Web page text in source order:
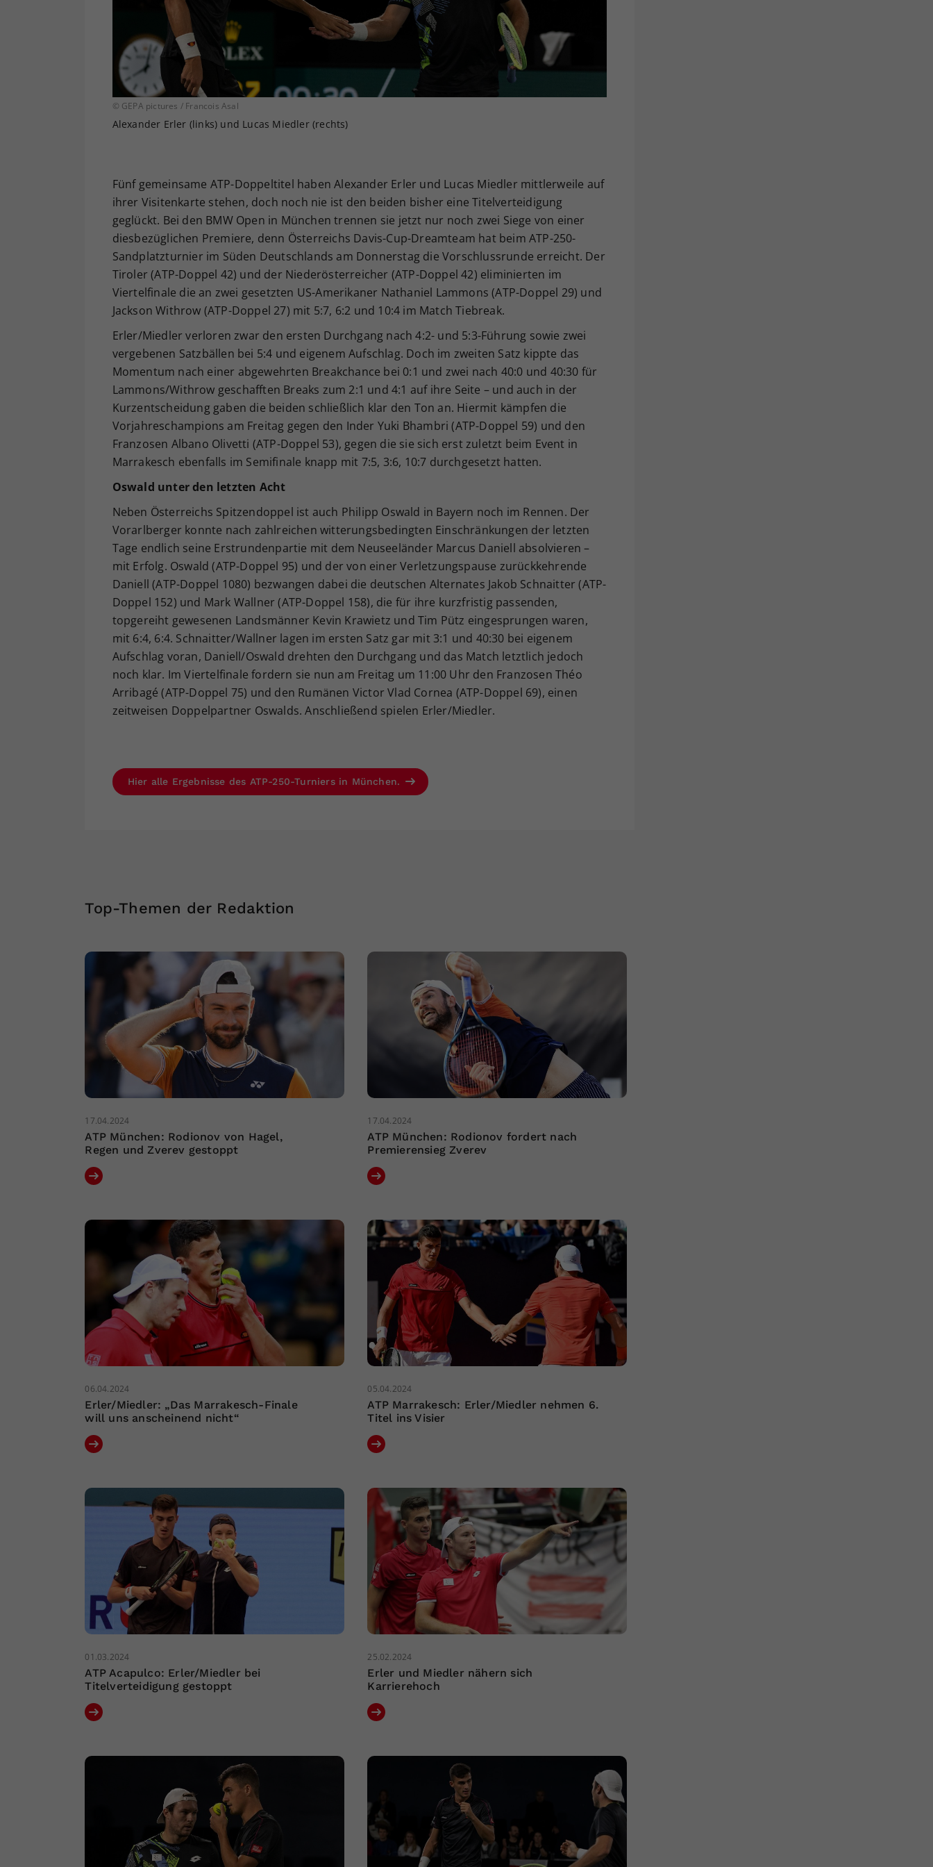
© GEPA pictures / Francois Asal
Alexander Erler (links) und Lucas Miedler (rechts)
Fünf gemeinsame ATP-Doppeltitel haben Alexander Erler und Lucas Miedler mittlerweile auf
ihrer Visitenkarte stehen, doch noch nie ist den beiden bisher eine Titelverteidigung
geglückt. Bei den BMW Open in München trennen sie jetzt nur noch zwei Siege von einer
diesbezüglichen Premiere, denn Österreichs Davis-Cup-Dreamteam hat beim ATP-250-
Sandplatzturnier im Süden Deutschlands am Donnerstag die Vorschlussrunde erreicht. Der
Tiroler (ATP-Doppel 42) und der Niederösterreicher (ATP-Doppel 42) eliminierten im
Viertelfinale die an zwei gesetzten US-Amerikaner Nathaniel Lammons (ATP-Doppel 29) und
Jackson Withrow (ATP-Doppel 27) mit 5:7, 6:2 und 10:4 im Match Tiebreak.
Erler/Miedler verloren zwar den ersten Durchgang nach 4:2- und 5:3-Führung sowie zwei
vergebenen Satzbällen bei 5:4 und eigenem Aufschlag. Doch im zweiten Satz kippte das
Momentum nach einer abgewehrten Breakchance bei 0:1 und zwei nach 40:0 und 40:30 für
Lammons/Withrow geschafften Breaks zum 2:1 und 4:1 auf ihre Seite – und auch in der
Kurzentscheidung gaben die beiden schließlich klar den Ton an. Hiermit kämpfen die
Vorjahreschampions am Freitag gegen den Inder Yuki Bhambri (ATP-Doppel 59) und den
Franzosen Albano Olivetti (ATP-Doppel 53), gegen die sie sich erst zuletzt beim Event in
Marrakesch ebenfalls im Semifinale knapp mit 7:5, 3:6, 10:7 durchgesetzt hatten.
Oswald unter den letzten Acht
Neben Österreichs Spitzendoppel ist auch Philipp Oswald in Bayern noch im Rennen. Der
Vorarlberger konnte nach zahlreichen witterungsbedingten Einschränkungen der letzten
Tage endlich seine Erstrundenpartie mit dem Neuseeländer Marcus Daniell absolvieren –
mit Erfolg. Oswald (ATP-Doppel 95) und der von einer Verletzungspause zurückkehrende
Daniell (ATP-Doppel 1080) bezwangen dabei die deutschen Alternates Jakob Schnaitter (ATP-
Doppel 152) und Mark Wallner (ATP-Doppel 158), die für ihre kurzfristig passenden,
topgereiht gewesenen Landsmänner Kevin Krawietz und Tim Pütz eingesprungen waren,
mit 6:4, 6:4. Schnaitter/Wallner lagen im ersten Satz gar mit 3:1 und 40:30 bei eigenem
Aufschlag voran, Daniell/Oswald drehten den Durchgang und das Match letztlich jedoch
noch klar. Im Viertelfinale fordern sie nun am Freitag um 11:00 Uhr den Franzosen Théo
Arribagé (ATP-Doppel 75) und den Rumänen Victor Vlad Cornea (ATP-Doppel 69), einen
zeitweisen Doppelpartner Oswalds. Anschließend spielen Erler/Miedler.
Hier alle Ergebnisse des ATP-250-Turniers in München.
Top-Themen der Redaktion
17.04.2024
ATP München: Rodionov von Hagel,
Regen und Zverev gestoppt
17.04.2024
ATP München: Rodionov fordert nach
Premierensieg Zverev
06.04.2024
Erler/Miedler: „Das Marrakesch-Finale
will uns anscheinend nicht“
05.04.2024
ATP Marrakesch: Erler/Miedler nehmen 6.
Titel ins Visier
01.03.2024
ATP Acapulco: Erler/Miedler bei
Titelverteidigung gestoppt
25.02.2024
Erler und Miedler nähern sich
Karrierehoch
Ihrer vorgenommen Einstellungen, falls der
Webseiten-Betreiber dies eingestellt hat.